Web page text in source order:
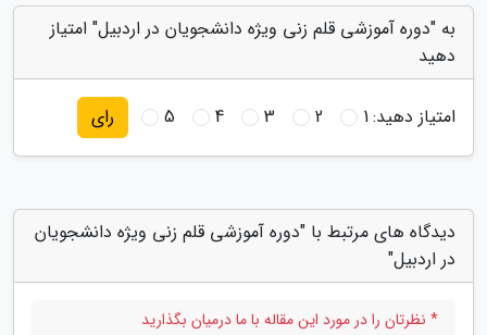
به "دوره آموزشی قلم زنی ویژه دانشجویان در اردبیل" امتیاز
دهید
امتیاز دهید:1
2
3
4
5 رای
دیدگاه های مرتبط با "دوره آموزشی قلم زنی ویژه دانشجویان
در اردبیل"
* نظرتان را در مورد این مقاله با ما درمیان بگذارید